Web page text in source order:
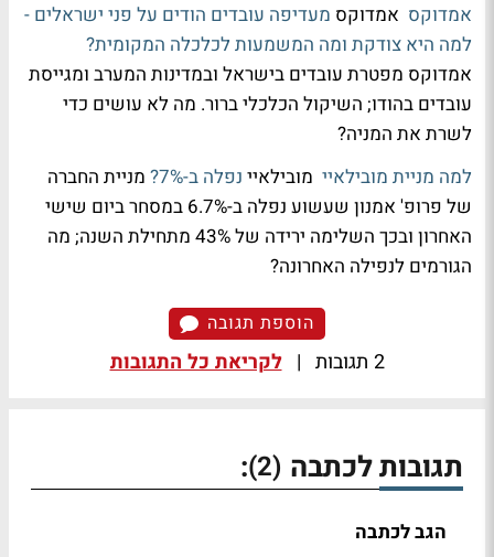
אמדוקס אמדוקס מעדיפה עובדים הודים על פני ישראלים -
למה היא צודקת ומה המשמעות לכלכלה המקומית?
אמדוקס מפטרת עובדים בישראל ובמדינות המערב ומגייסת
עובדים בהודו; השיקול הכלכלי ברור. מה לא עושים כדי
לשרת את המניה?
למה מניית מובילאיי מובילאיי נפלה ב-7%?
מניית החברה
של פרופ' אמנון שעשוע נפלה ב-6.7% במסחר ביום שישי
האחרון ובכך השלימה ירידה של 43% מתחילת השנה; מה
הגורמים לנפילה האחרונה?
הוספת תגובה
2 תגובות | לקריאת כל התגובות
תגובות לכתבה (2)
:
הגב לכתבה